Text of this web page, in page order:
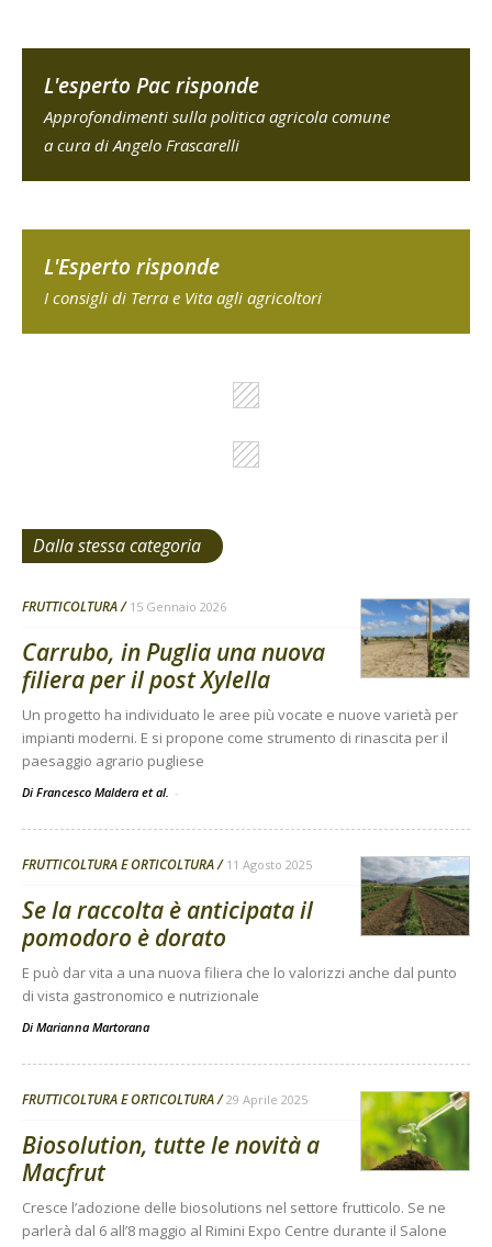
L'esperto Pac risponde
Approfondimenti sulla politica agricola comune
a cura di Angelo Frascarelli
L'Esperto risponde
I consigli di Terra e Vita agli agricoltori
Dalla stessa categoria
FRUTTICOLTURA 15 Gennaio 2026
Carrubo, in Puglia una nuova
filiera per il post Xylella
Un progetto ha individuato le aree più vocate e nuove varietà per
impianti moderni. E si propone come strumento di rinascita per il
paesaggio agrario pugliese
Di Francesco Maldera et al. -
FRUTTICOLTURA E ORTICOLTURA 11 Agosto 2025
Se la raccolta è anticipata il
pomodoro è dorato
E può dar vita a una nuova filiera che lo valorizzi anche dal punto
di vista gastronomico e nutrizionale
Di Marianna Martorana
FRUTTICOLTURA E ORTICOLTURA 29 Aprile 2025
Biosolution, tutte le novità a
Macfrut
Cresce l’adozione delle biosolutions nel settore frutticolo. Se ne
parlerà dal 6 all’8 maggio al Rimini Expo Centre durante il Salone